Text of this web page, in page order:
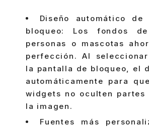
Diseño automático
bloqueo: Los fondos
personas o mascotas
perfección. Al
la pantalla de bloqueo, el
automáticamente para
widgets no oculten partes
la imagen.
Fuentes más